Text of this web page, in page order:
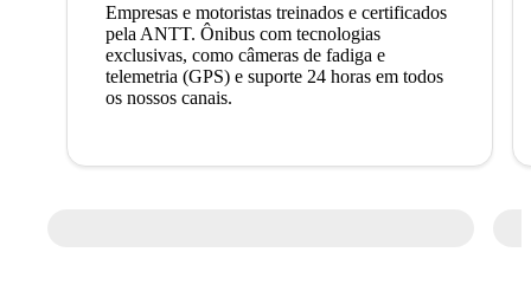
Empresas e motoristas treinados e certificados
pela ANTT. Ônibus com tecnologias
exclusivas, como câmeras de fadiga e
telemetria (GPS) e suporte 24 horas em todos
os nossos canais.